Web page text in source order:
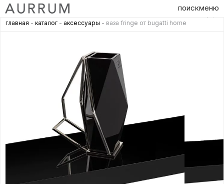
поискменю
главная - каталог - аксессуары - ваза fringe от bugatti home